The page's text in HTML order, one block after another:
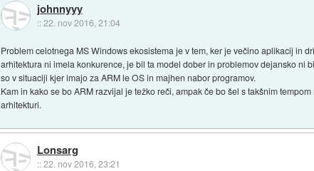
johnnyyy
::22. nov 2016, 21:04
Problem celotnega MS Windows ekosistema je v tem, ker je večino aplikacij in
arhitektura ni imela konkurence, je bil ta model dober in problemov dejansko ni
so v situaciji kjer imajo za ARM le OS in majhen nabor programov.
Kam in kako se bo ARM razvijal je težko reči, ampak če bo šel s takšnim
arhitekturi.
Lonsarg
::22. nov 2016, 23:21